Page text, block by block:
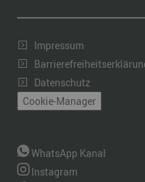
Impressum
Datenschutz
Cookie-Manager
WhatsApp Kanal
Instagram